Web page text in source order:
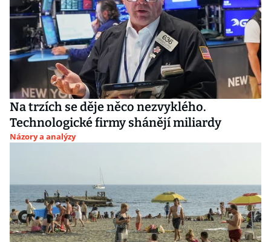
Na trzích se děje něco nezvyklého.
Technologické firmy shánějí miliardy
Názory a analýzy